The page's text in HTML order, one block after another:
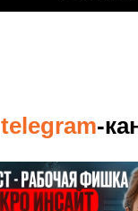
telegram-